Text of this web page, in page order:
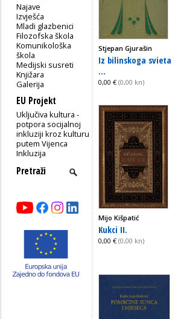
Najave
Izvješća
Mladi glazbenici
Filozofska škola
Komunikološka
škola
Medijski susreti
Knjižara
Galerija
EU Projekt
Uključiva kultura -
potpora socijalnoj
inkluziji kroz kulturu
putem Vijenca
Inkluzija
Stjepan Gjurašin
Iz bilinskoga svieta
...
0,00 € (0,00 kn)
Mijo Kišpatić
Kukci II.
0,00 € (0,00 kn)